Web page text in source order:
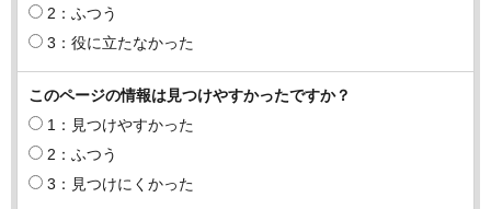
2：ふつう
3：役に立たなかった
このページの情報は見つけやすかったですか？
1：見つけやすかった
2：ふつう
3：見つけにくかった